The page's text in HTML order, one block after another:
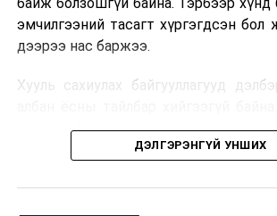
байж болзошгүй байна. Тэрбээр
эмчилгээний тасагт хүргэгдсэн бол
дээрээ нас баржээ.
Хууль сахиулах байгууллагууд
шалгах байгууллага олон нийтэд
хүний амь насанд халдахыг завдсан
мэдээлжээ.
ДЭЛГЭРЭНГҮЙ УНШИХ